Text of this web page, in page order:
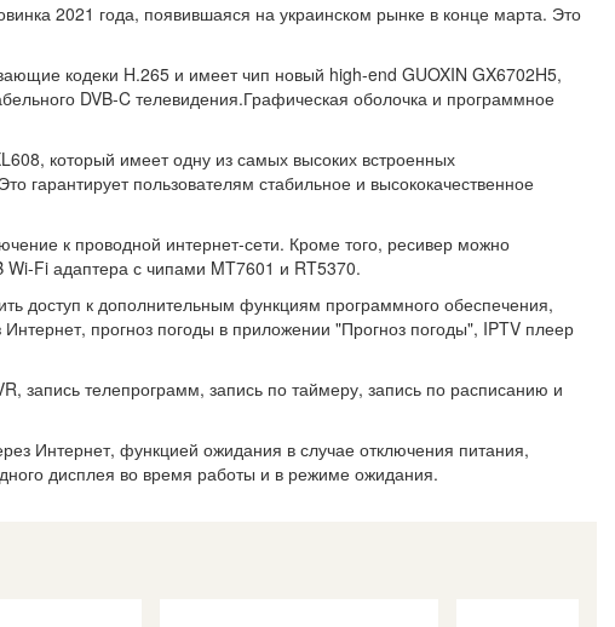
2021 года, появившаяся на украинском рынке в конце марта. Это
кодеки H.265 и имеет чип новый high-end GUOXIN GX6702H5,
DVB-C телевидения.Графическая оболочка и программное
который имеет одну из самых высоких встроенных
гарантирует пользователям стабильное и высококачественное
к проводной интернет-сети. Кроме того, ресивер можно
Fi адаптера с чипами MT7601 и RT5370.
доступ к дополнительным функциям программного обеспечения,
прогноз погоды в приложении "Прогноз погоды", IPTV плеер
запись телепрограмм, запись по таймеру, запись по расписанию и
Интернет, функцией ожидания в случае отключения питания,
дисплея во время работы и в режиме ожидания.